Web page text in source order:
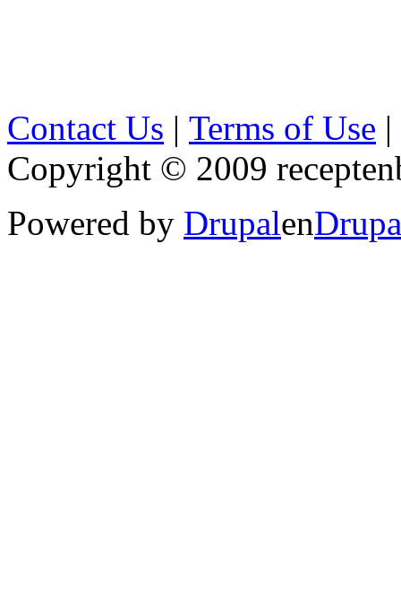
Contact Us | Terms of Use |
Copyright © 2009
Powered by Drupalen